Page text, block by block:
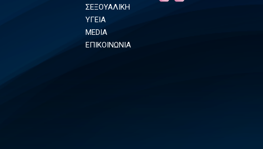
ΣΕΞΟΥΑΛΙΚΗ
ΥΓΕΙΑ
MEDIA
ΕΠΙΚΟΙΝΩΝΙΑ